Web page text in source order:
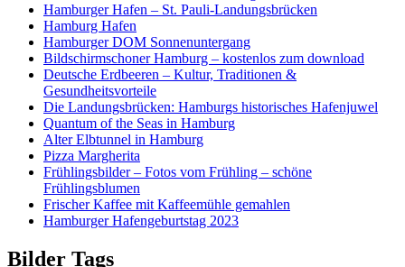
Hamburger Hafen – St. Pauli-Landungsbrücken
Hamburg Hafen
Hamburger DOM Sonnenuntergang
Bildschirmschoner Hamburg – kostenlos zum download
Deutsche Erdbeeren – Kultur, Traditionen &
Gesundheitsvorteile
Die Landungsbrücken: Hamburgs historisches Hafenjuwel
Quantum of the Seas in Hamburg
Alter Elbtunnel in Hamburg
Pizza Margherita
Frühlingsbilder – Fotos vom Frühling – schöne
Frühlingsblumen
Frischer Kaffee mit Kaffeemühle gemahlen
Hamburger Hafengeburtstag 2023
Bilder Tags